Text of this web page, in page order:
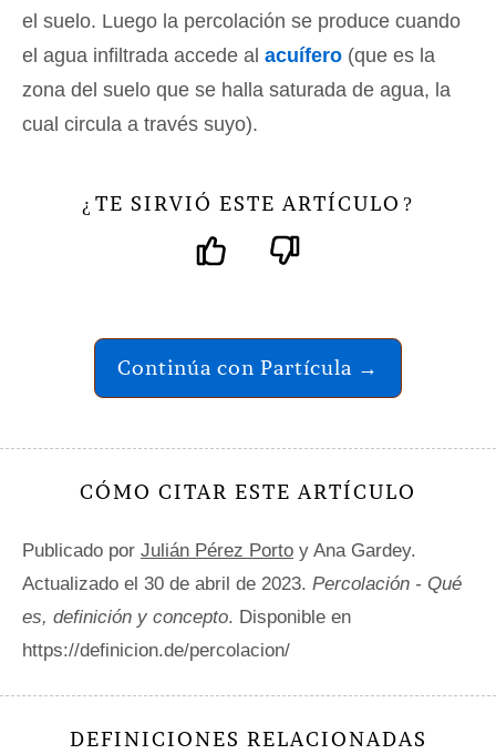
el suelo. Luego la percolación se produce cuando
el agua infiltrada accede al acuífero (que es la
zona del suelo que se halla saturada de agua, la
cual circula a través suyo).
¿ TE SIRVIÓ ESTE ARTÍCULO ?
Continúa con Partícula →
CÓMO CITAR ESTE ARTÍCULO
Publicado por Julián Pérez Porto y Ana Gardey.
Actualizado el 30 de abril de 2023. Percolación - Qué
es, definición y concepto. Disponible en
https://definicion.de/percolacion/
DEFINICIONES RELACIONADAS